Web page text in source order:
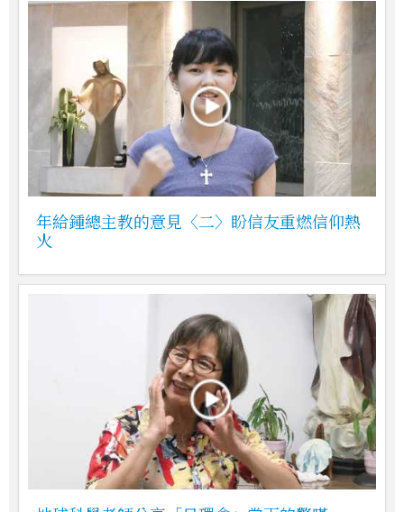
年給鍾總主教的意見〈二〉盼信友重燃信仰熱
火